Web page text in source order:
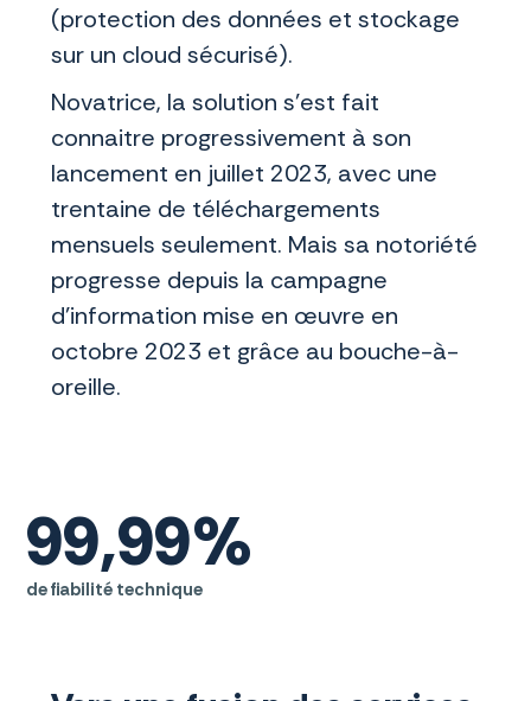
(protection des données et stockage
sur un cloud sécurisé).
Novatrice, la solution s’est fait
connaitre progressivement à son
lancement en juillet 2023, avec une
trentaine de téléchargements
mensuels seulement. Mais sa notoriété
progresse depuis la campagne
d’information mise en œuvre en
octobre 2023 et grâce au bouche-à-
oreille.
99,99%
de fiabilité technique